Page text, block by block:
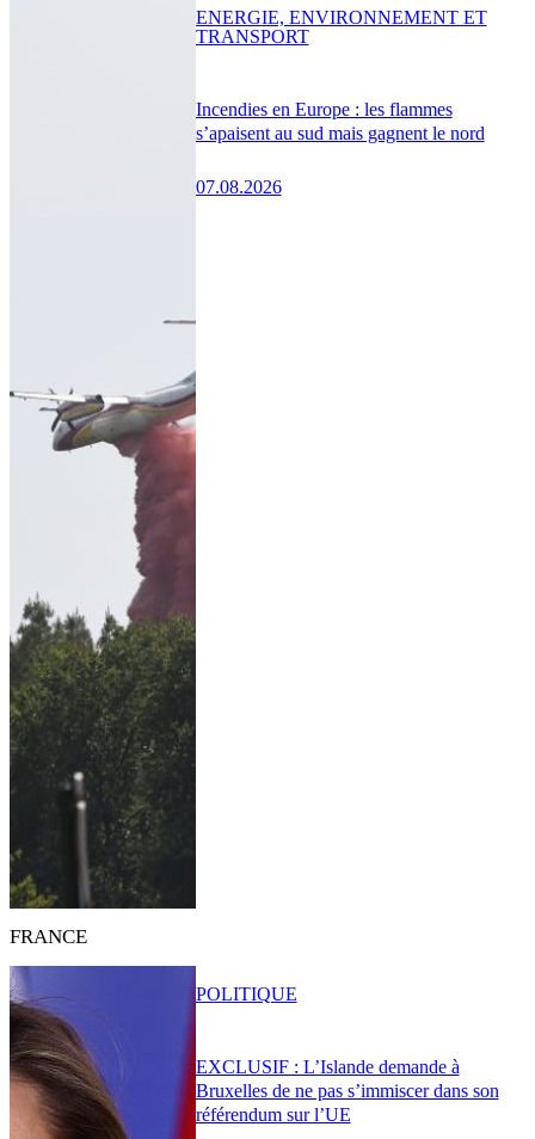
Incendies en Europe : les flammes
s’apaisent au sud mais gagnent le nord
07.08.2026
ENERGIE, ENVIRONNEMENT ET
TRANSPORT
FRANCE
EXCLUSIF : L’Islande demande à
Bruxelles de ne pas s’immiscer dans son
référendum sur l’UE
POLITIQUE